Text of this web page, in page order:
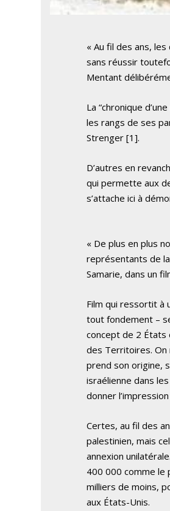
« Au fil des ans,
sans réussir
Mentant
La “chronique
les rangs de ses
Strenger [1].
D’autres en
qui permette aux
s’attache ici à
« De plus en plus
représentants de
Samarie, dans un
Film qui ressortit à
tout fondement –
concept de 2 États
des Territoires. On
prend son origine,
israélienne dans
donner
Certes, au fil des
palestinien, mais
annexion
400 000 comme le
milliers de moins,
aux États-Unis.